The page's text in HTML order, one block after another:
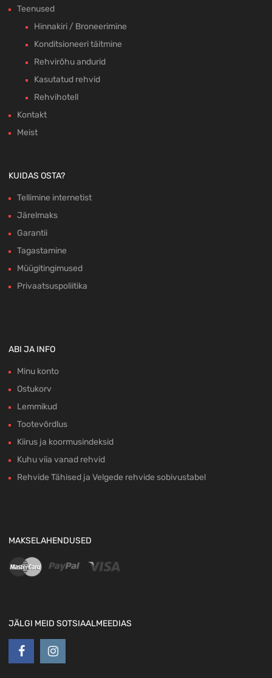
Teenused
Hinnakiri / Broneerimine
Konditsioneeri täitmine
Rehvirõhu andurid
Kasutatud rehvid
Rehvihotell
Kontakt
Meist
KUIDAS OSTA?
Tellimine internetist
Järelmaks
Garantii
Tagastamine
Müügitingimused
Privaatsuspoliitika
ABI JA INFO
Minu konto
Ostukorv
Lemmikud
Tootevõrdlus
Kiirus ja koormusindeksid
Kuhu viia vanad rehvid
Rehvide Tähised ja Velgede rehvide sobivustabel
MAKSELAHENDUSED
JÄLGI MEID SOTSIAALMEEDIAS